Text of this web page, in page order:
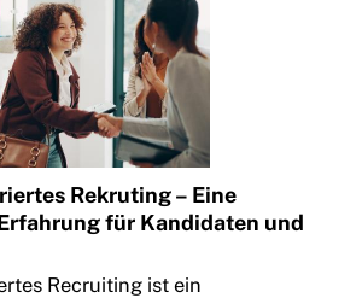
Rekruting – Eine
für Kandidaten und
Recruiting ist ein